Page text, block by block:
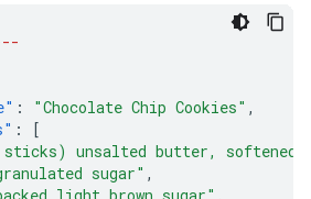
: "Chocolate Chip Cookies" ,
:
[
unsalted butter, softened"
sugar" ,